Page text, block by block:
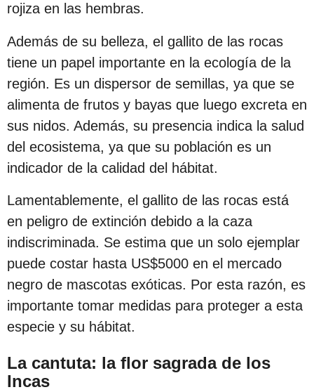
p
b
l
i
c
a
c
i
ó
n
rojiza en las hembras.
Además de su belleza, el gallito de las rocas
tiene un papel importante en la ecología de la
región. Es un dispersor de semillas, ya que se
alimenta de frutos y bayas que luego excreta en
sus nidos. Además, su presencia indica la salud
del ecosistema, ya que su población es un
indicador de la calidad del hábitat.
Lamentablemente, el gallito de las rocas está
en peligro de extinción debido a la caza
indiscriminada. Se estima que un solo ejemplar
puede costar hasta US$5000 en el mercado
negro de mascotas exóticas. Por esta razón, es
importante tomar medidas para proteger a esta
especie y su hábitat.
La cantuta: la flor sagrada de los
Incas